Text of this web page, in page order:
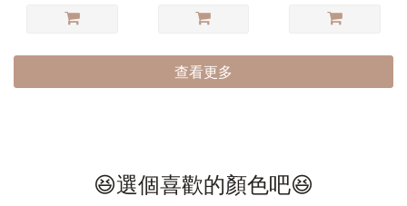
查看更多
😆選個喜歡的顏色吧😆